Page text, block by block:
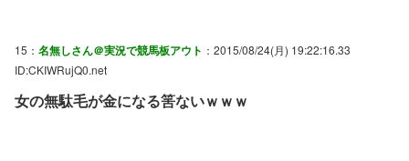
15： 名無しさん＠実況で競馬板アウト ：2015/08/24(月) 19:22:16.33
ID:CKIWRujQ0.net
女の無駄毛が金になる筈ないｗｗｗ